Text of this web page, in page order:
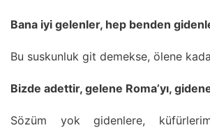
Bana iyi gelenler, hep benden
Bu suskunluk git demekse, ölene
Bizde adettir, gelene Roma’yı, gidene
Sözüm yok gidenlere,